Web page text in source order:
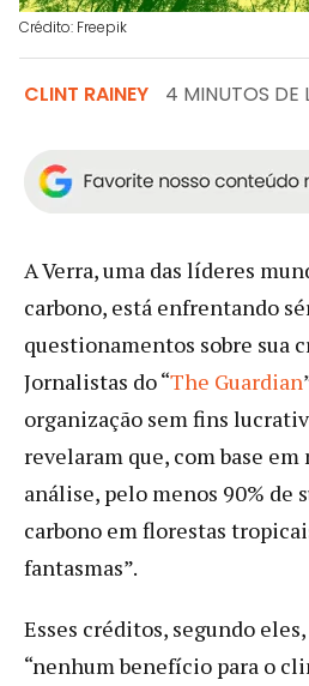
Crédito: Freepik
CLINT RAINEY 4 MINUTOS DE
A Verra, uma das líderes
carbono, está enfrentando
questionamentos sobre sua
Jornalistas do “The Guardian
organização sem fins
revelaram que, com base em
análise, pelo menos 90% de
carbono em florestas
fantasmas”.
Esses créditos, segundo
“nenhum benefício para o